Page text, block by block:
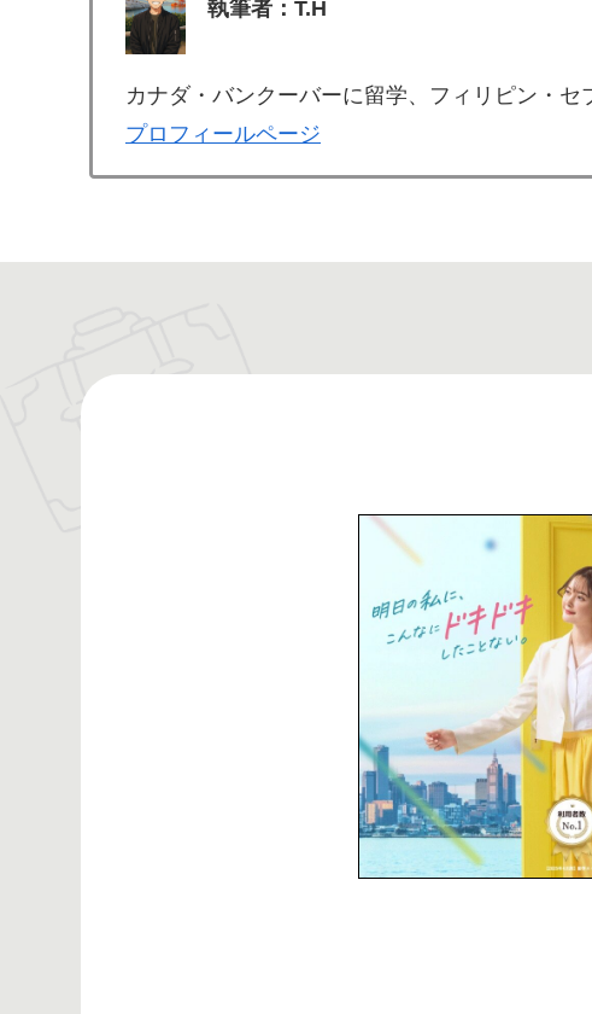
執筆者：T.H
カナダ・バンクーバーに留学、フィリピン・
プロフィールページ